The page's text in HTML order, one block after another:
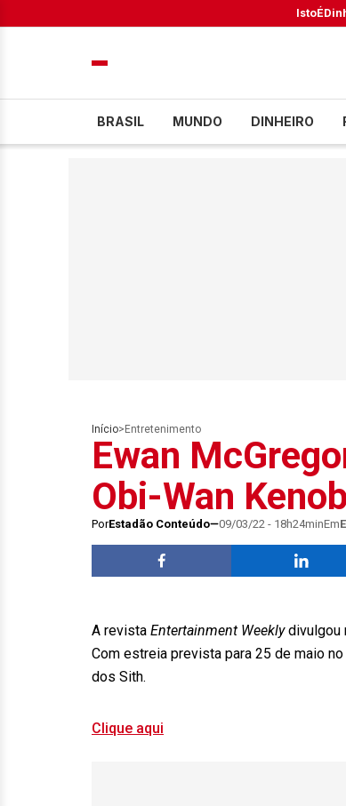
IstoÉ
BRASIL MUNDO DINHEIRO
Início> Entretenimento
Ewan
Obi-Wan
PorEstadão Conteúdo 09/03/22 - 18h24minEm
A revista Entertainment Weeklydivulgou
Com estreia prevista para 25 de maio
dos Sith.
Clique aqui